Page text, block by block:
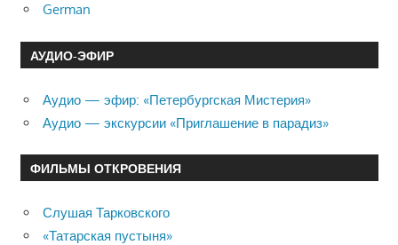
German
АУДИО-ЭФИР
Аудио — эфир: «Петербургская Мистерия»
Аудио — экскурсии «Приглашение в парадиз»
ФИЛЬМЫ ОТКРОВЕНИЯ
Слушая Тарковского
«Татарская пустыня»